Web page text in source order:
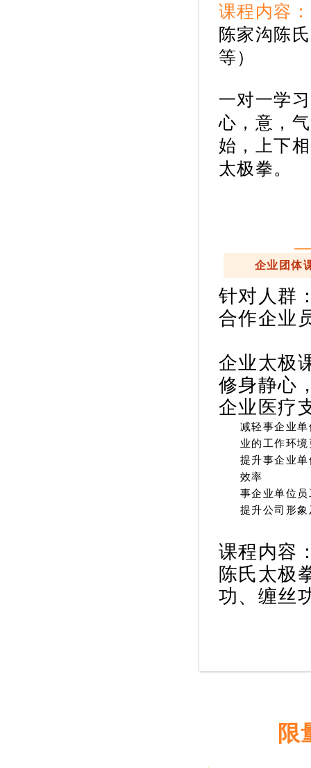
课程内容：
陈家沟陈
等）
一对一学
心，意，
始，上下
太极拳。
企业团体
针对人群‍
合作企业
企业太极
修身静心
企业医疗
减轻事企业
业的工作环
提升事企业
效率
事企业单位
提升公司形
课程内容
陈氏太极
功、缠丝
限